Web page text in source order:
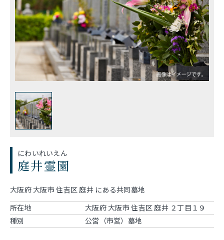
にわいれいえん
庭井霊園
大阪府 大阪市 住吉区 庭井 にある共同墓地
所在地
大阪府 大阪市 住吉区 庭井 ２丁目１９
種別
公営（市営）墓地